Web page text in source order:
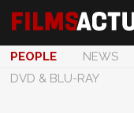
PEOPLE NEWS
DVD & BLU-RAY